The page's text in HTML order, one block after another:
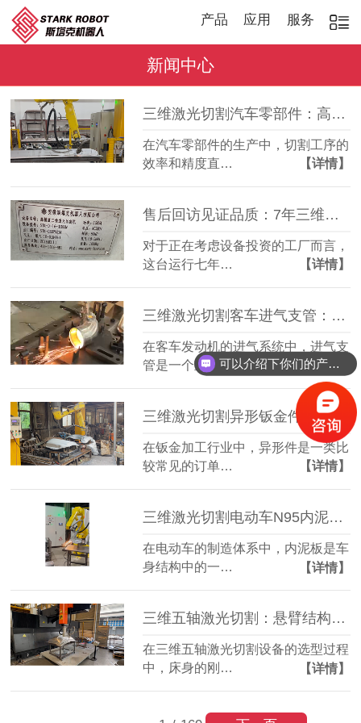
产品 应用 服务
新闻中心
三维激光切割汽车零部件：高效稳定，适配多品种加工
在汽车零部件的生产中，切割工序的
效率和精度直…
【详情】
售后回访见证品质：7年三维激光切割机，稳定如常
对于正在考虑设备投资的工厂而言，
这台运行七年…
【详情】
三维激光切割客车进气支管：复杂管件精准成型
在客车发动机的进气系统中，进气支
管是一个重要…
【详情】
三维激光切割异形钣金件：复杂轮廓一机成型
在钣金加工行业中，异形件是一类比
较常见的订单…
【详情】
三维激光切割电动车N95内泥板：复杂曲面准确成型
在电动车的制造体系中，内泥板是车
身结构中的一…
【详情】
三维五轴激光切割：悬臂结构全铸件床身，搭配柏楚系统更实用
在三维五轴激光切割设备的选型过程
中，床身的刚…
【详情】
可以介绍下你们的产品么？